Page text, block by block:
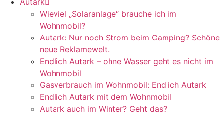
Autark
Wieviel „Solaranlage“ brauche ich im
Wohnmobil?
Autark: Nur noch Strom beim Camping? Schöne
neue Reklamewelt.
Endlich Autark – ohne Wasser geht es nicht im
Wohnmobil
Gasverbrauch im Wohnmobil: Endlich Autark
Endlich Autark mit dem Wohnmobil
Autark auch im Winter? Geht das?